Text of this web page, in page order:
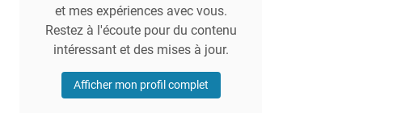
et mes expériences avec vous.
Restez à l'écoute pour du contenu
intéressant et des mises à jour.
Afficher mon profil complet